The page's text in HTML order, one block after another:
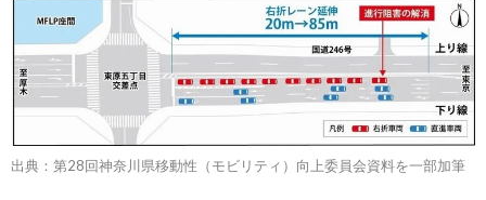
出典：第28回神奈川県移動性（モビリティ）向上委員会資料を一部加筆